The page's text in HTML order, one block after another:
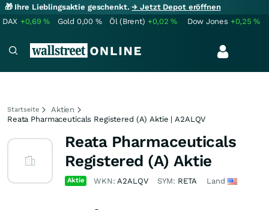
🎁 Ihre Lieblingsaktie geschenkt.→ Jetzt Depot eröffnen
DAX +0,69% Gold 0,00 % Öl (Brent) +0,02% Dow Jones +0,25%
Startseite
Aktien
Reata Pharmaceuticals Registered (A) Aktie | A2ALQV
Reata Pharmaceuticals
Registered (A) Aktie
Aktie WKN:A2ALQV SYM: RETA Land